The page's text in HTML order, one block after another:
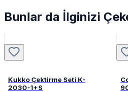
Bunlar da İlginizi
Kukko Çektirme Seti K-
2030-1+S